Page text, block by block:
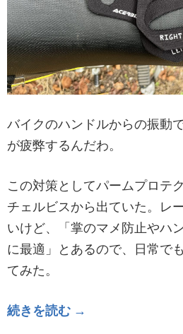
バイクのハンドルからの振動
が疲弊するんだわ。
この対策としてパームプロテ
チェルビスから出ていた。レ
いけど、「掌のマメ防止やハ
に最適」とあるので、日常で
てみた。
続きを読む →